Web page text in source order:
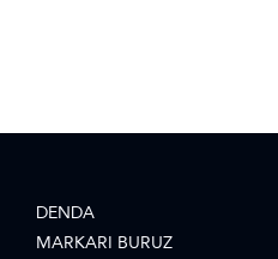
DENDA
MARKARI BURUZ